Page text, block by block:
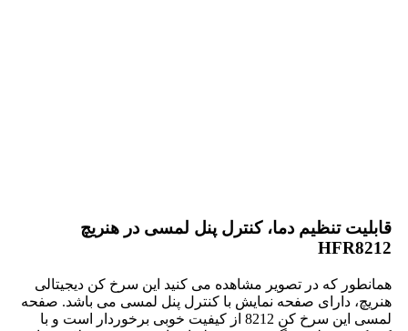
قابلیت تنظیم دما، کنترل پنل لمسی در هنریچ
HFR8212
همانطور که در تصویر مشاهده می کنید این سرخ کن دیجیتالی
هنریچ، دارای صفحه نمایش با کنترل پنل لمسی می باشد. صفحه
لمسی این سرخ کن 8212 از کیفیت خوبی برخوردار است و با